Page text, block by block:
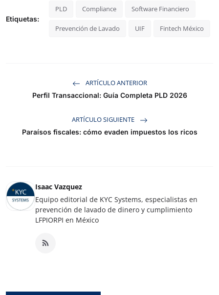
Etiquetas:
PLD Compliance Software Financiero
Prevención de Lavado UIF Fintech México
ARTÍCULO ANTERIOR
Perfil Transaccional: Guía Completa PLD 2026
ARTÍCULO SIGUIENTE
Paraísos fiscales: cómo evaden impuestos los ricos
Isaac Vazquez
Equipo editorial de KYC Systems, especialistas en
prevención de lavado de dinero y cumplimiento
LFPIORPI en México